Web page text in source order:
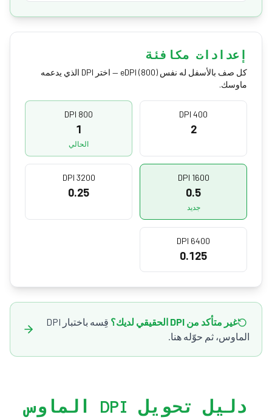
إعدادات مكافئة
كل صف بالأسفل له نفس eDPI (800) — اختر DPI الذي يدعمه
ماوسك.
400 DPI
2
800 DPI
1
الحالي
1600 DPI
0.5
جديد
3200 DPI
0.25
6400 DPI
0.125
غير متأكد من DPI الحقيقي لديك؟
قِسه باختبار DPI
الماوس، ثم حوّله هنا.
دليل تحويل DPI الماوس